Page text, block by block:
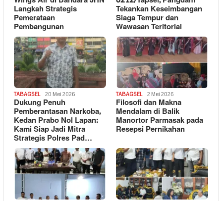
Langkah Strategis
Pemerataan
Pembangunan
Tekankan Keseimbangan
Siaga Tempur dan
Wawasan Teritorial
TABAGSEL 20 Mei 2026
Dukung Penuh
Pemberantasan Narkoba,
Kedan Prabo Nol Lapan:
Kami Siap Jadi Mitra
Strategis Polres Pad…
TABAGSEL 2 Mei 2026
Filosofi dan Makna
Mendalam di Balik
Manortor Parmasak pada
Resepsi Pernikahan